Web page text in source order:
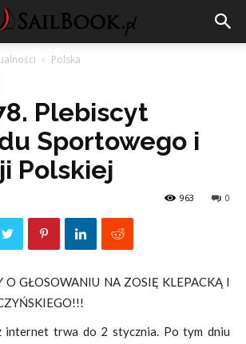
Polska
Plebiscyt
Sportowego i
Polskiej
0
963
GŁOSOWANIU NA ZOSIĘ KLEPACKĄ I
internet trwa do 2 stycznia. Po tym dniu